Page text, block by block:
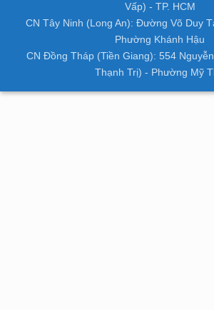
Vấp) - TP. HCM
CN Tây Ninh (Long An): Đường Võ Duy
Phường Khánh Hậu
CN Đồng Tháp (Tiền Giang): 554
Thạnh Trị) - Phường Mỹ